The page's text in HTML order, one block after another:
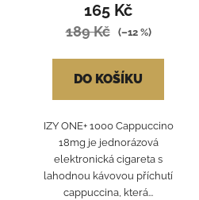
165 Kč
189 Kč (–12 %)
DO KOŠÍKU
IZY ONE+ 1000 Cappuccino
18mg je jednorázová
elektronická cigareta s
lahodnou kávovou příchutí
cappuccina, která...